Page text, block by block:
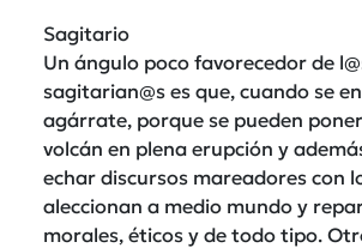
Sagitario
Un ángulo poco favorecedor de
sagitarian@s es que, cuando se
agárrate, porque se pueden
volcán en plena erupción y
echar discursos mareadores con
aleccionan a medio mundo y
morales, éticos y de todo tipo.